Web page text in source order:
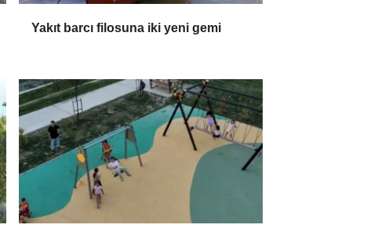
Yakıt barcı filosuna iki yeni gemi